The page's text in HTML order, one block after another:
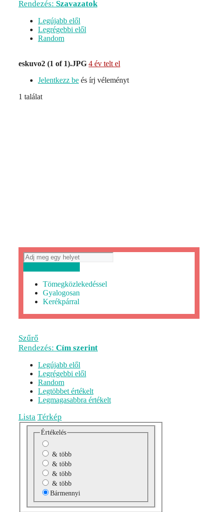
Rendezés: Szavazatok
Legújabb elől
Legrégebbi elől
Random
eskuvo2 (1 of 1).JPG 4 év telt el
Jelentkezz be és írj véleményt
1 találat
Tömegközlekedéssel
Gyalogosan
Kerékpárral
Szűrő
Rendezés: Cím szerint
Legújabb elől
Legrégebbi elől
Random
Legtöbbet értékelt
Legmagasabbra értékelt
Lista Térkép
Értékelés
& több
& több
& több
& több
Bármennyi